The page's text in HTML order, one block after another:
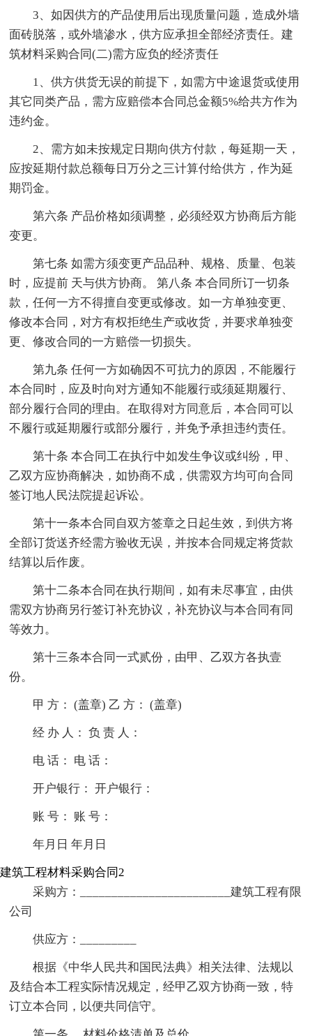
3、如因供方的产品使用后出现质量问题，造成外墙
面砖脱落，或外墙渗水，供方应承担全部经济责任。建
筑材料采购合同(二)需方应负的经济责任
1、供方供货无误的前提下，如需方中途退货或使用
其它同类产品，需方应赔偿本合同总金额5%给共方作为
违约金。
2、需方如未按规定日期向供方付款，每延期一天，
应按延期付款总额每日万分之三计算付给供方，作为延
期罚金。
第六条 产品价格如须调整，必须经双方协商后方能
变更。
第七条 如需方须变更产品品种、规格、质量、包装
时，应提前 天与供方协商。 第八条 本合同所订一切条
款，任何一方不得擅自变更或修改。如一方单独变更、
修改本合同，对方有权拒绝生产或收货，并要求单独变
更、修改合同的一方赔偿一切损失。
第九条 任何一方如确因不可抗力的原因，不能履行
本合同时，应及时向对方通知不能履行或须延期履行、
部分履行合同的理由。在取得对方同意后，本合同可以
不履行或延期履行或部分履行，并免予承担违约责任。
第十条 本合同工在执行中如发生争议或纠纷，甲、
乙双方应协商解决，如协商不成，供需双方均可向合同
签订地人民法院提起诉讼。
第十一条本合同自双方签章之日起生效，到供方将
全部订货送齐经需方验收无误，并按本合同规定将货款
结算以后作废。
第十二条本合同在执行期间，如有未尽事宜，由供
需双方协商另行签订补充协议，补充协议与本合同有同
等效力。
第十三条本合同一式贰份，由甲、乙双方各执壹
份。
甲 方： (盖章) 乙 方： (盖章)
经 办 人： 负 责 人：
电 话： 电 话：
开户银行： 开户银行：
账 号： 账 号：
年月日 年月日
建筑工程材料采购合同2
采购方：________________________建筑工程有限
公司
供应方：_________
根据《中华人民共和国民法典》相关法律、法规以
及结合本工程实际情况规定，经甲乙双方协商一致，特
订立本合同，以便共同信守。